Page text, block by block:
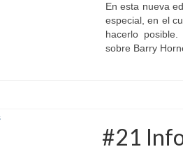
En esta nueva
especial, en el
hacerlo
sobre Barry
#21